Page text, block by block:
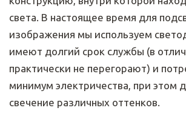
света. В настоящее время для
изображения мы используем
имеют долгий срок службы (в
практически не перегорают) и
минимум электричества, при этом
свечение различных оттенков.